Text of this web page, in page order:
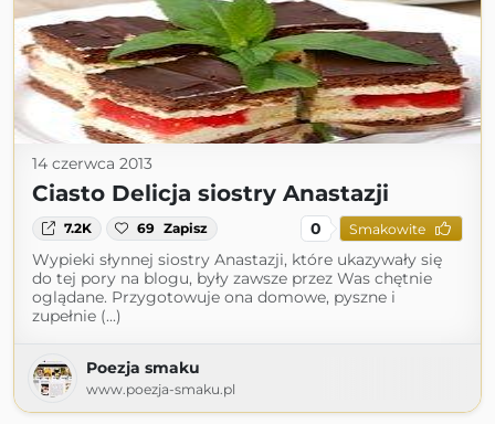
14 czerwca 2013
Ciasto Delicja siostry Anastazji
7.2K 69 Zapisz 0 Smakowite
Wypieki słynnej siostry Anastazji, które ukazywały się
do tej pory na blogu, były zawsze przez Was chętnie
oglądane. Przygotowuje ona domowe, pyszne i
zupełnie (...)
Poezja smaku
www.poezja-smaku.pl